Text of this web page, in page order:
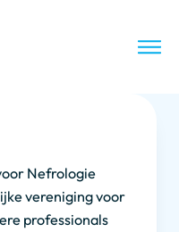
Nefrologie
vereniging voor
professionals